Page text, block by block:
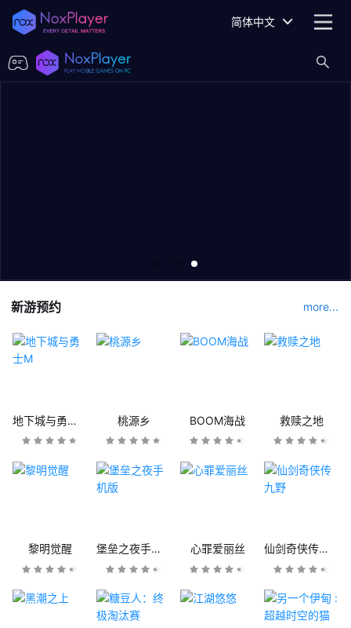
简体中文
新游预约 more...
地下城与勇士M 桃源乡 BOOM海战 救赎之地
黎明觉醒 堡垒之夜手机版 心罪爱丽丝 仙剑奇侠传九野